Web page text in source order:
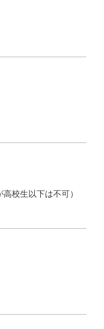
校生以下は不可）